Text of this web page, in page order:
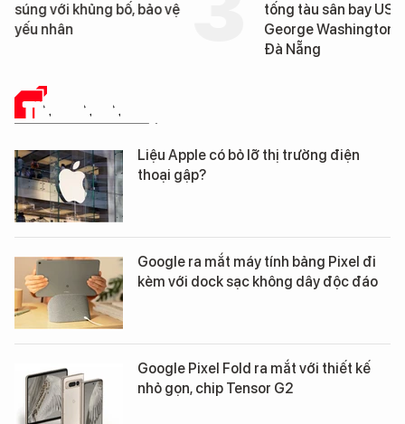
súng với khủng bố, bảo vệ
yếu nhân
tống tàu sân bay USS
George Washington
Đà Nẵng
TIN CÔNG NGHỆ
Liệu Apple có bỏ lỡ thị trường điện
thoại gập?
Google ra mắt máy tính bảng Pixel đi
kèm với dock sạc không dây độc đáo
Google Pixel Fold ra mắt với thiết kế
nhỏ gọn, chip Tensor G2